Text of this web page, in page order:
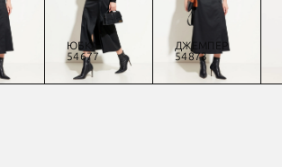
ЮБКА
54677
ДЖЕМПЕР
54873